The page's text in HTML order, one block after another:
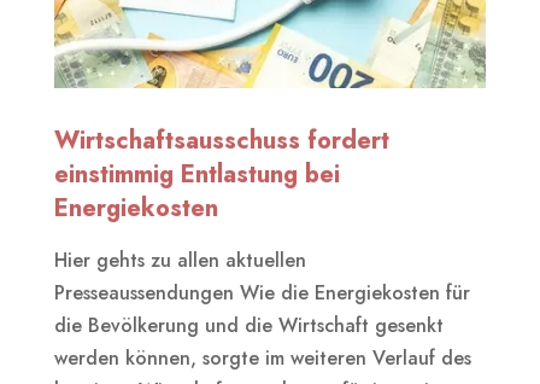
Wirtschaftsausschuss fordert
einstimmig Entlastung bei
Energiekosten
Hier gehts zu allen aktuellen
Presseaussendungen Wie die Energiekosten für
die Bevölkerung und die Wirtschaft gesenkt
werden können, sorgte im weiteren Verlauf des